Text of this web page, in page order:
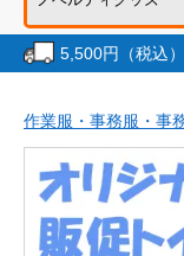
5,500円（税込
作業服・事務服・事